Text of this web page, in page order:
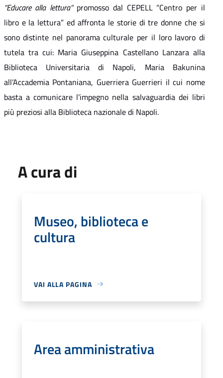
“Educare alla lettura”promosso dal CEPELL “Centro per il
libro e la lettura” ed affronta le storie di tre donne che si
sono distinte nel panorama culturale per il loro lavoro di
tutela tra cui: Maria Giuseppina Castellano Lanzara alla
Biblioteca Universitaria di Napoli, Maria Bakunina
all’Accademia Pontaniana, Guerriera Guerrieri il cui nome
basta a comunicare l’impegno nella salvaguardia dei libri
più preziosi alla Biblioteca nazionale di Napoli.
A cura di
Museo, biblioteca e
cultura
VAI ALLA PAGINA
Area amministrativa